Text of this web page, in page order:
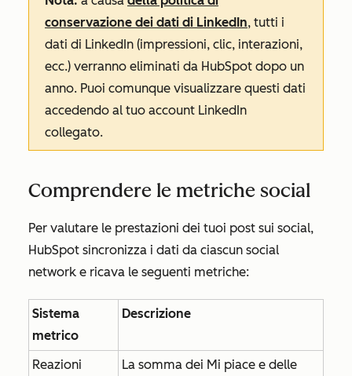
conservazione dei dati di LinkedIn, tutti i
dati di LinkedIn (impressioni, clic, interazioni,
ecc.) verranno eliminati da HubSpot dopo un
anno. Puoi comunque visualizzare questi dati
accedendo al tuo account LinkedIn
collegato.
Comprendere le metriche social
Per valutare le prestazioni dei tuoi post sui social,
HubSpot sincronizza i dati da ciascun social
network e ricava le seguenti metriche:
Sistema
metrico
Descrizione
Reazioni
La somma dei Mi piace e delle